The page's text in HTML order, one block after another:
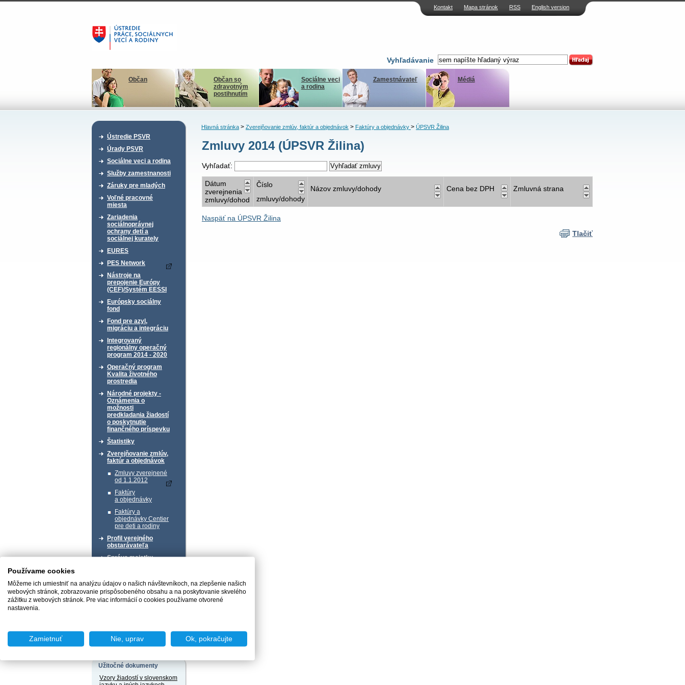
Kontakt Mapa stránok RSS English version
Vyhľadávanie
Občan
Občan so
zdravotným
postihnutím
Sociálne veci
a rodina
Zamestnávateľ Médiá
Ústredie PSVR
Úrady PSVR
Sociálne veci a rodina
Služby zamestnanosti
Záruky pre mladých
Voľné pracovné
miesta
Zariadenia
sociálnoprávnej
ochrany detí a
sociálnej kurately
EURES
PES Network
Nástroje na
prepojenie Európy
(CEF)/Systém EESSI
Európsky sociálny
fond
Fond pre azyl,
migráciu a integráciu
Integrovaný
regionálny operačný
program 2014 - 2020
Operačný program
Kvalita životného
prostredia
Národné projekty -
Oznámenia o
možnosti
predkladania žiadostí
o poskytnutie
finančného príspevku
Štatistiky
Zverejňovanie zmlúv,
faktúr a objednávok
Zmluvy zverejnené
od 1.1.2012
Faktúry
a objednávky
Faktúry a
objednávky Centier
pre deti a rodiny
Profil verejného
obstarávateľa
Správa majetku
Chcem podať podnet
Užitočné dokumenty
Vzory žiadostí v slovenskom
Hlavná stránka> Zverejňovanie zmlúv, faktúr a objednávok> Faktúry a objednávky > ÚPSVR Žilina
Zmluvy 2014 (ÚPSVR Žilina)
Vyhľadať:
Dátum
zverejnenia
zmluvy/dohod
Číslo
zmluvy/dohody
Názov zmluvy/dohody Cena bez DPH Zmluvná strana
Naspäť na ÚPSVR Žilina
Tlačiť
Používame cookies
Môžeme ich umiestniť na analýzu údajov o našich návštevníkoch, na zlepšenie našich
webových stránok, zobrazovanie prispôsobeného obsahu a na poskytovanie skvelého
zážitku z webových stránok. Pre viac informácií o cookies používame otvorené
nastavenia.
Zamietnuť Nie, uprav Ok, pokračujte